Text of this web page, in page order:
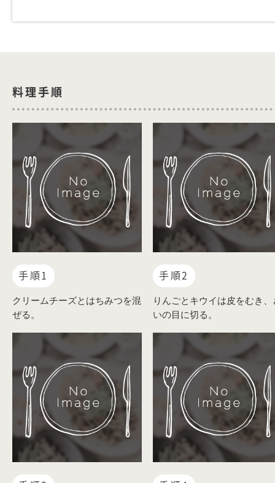
料理手順
手順1
クリームチーズとはちみつを混
ぜる。
手順2
りんごとキウイは皮をむき、
いの目に切る。